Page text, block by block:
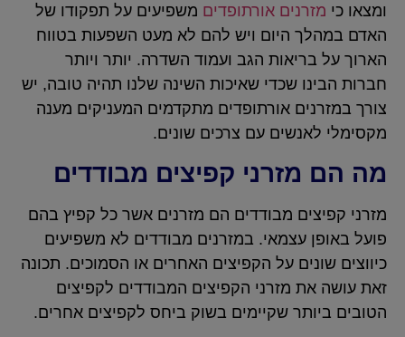
ומצאו כי מזרנים אורתופדים משפיעים על תפקודו של
האדם במהלך היום ויש להם לא מעט השפעות בטווח
הארוך על בריאות הגב ועמוד השדרה. יותר ויותר
חברות הבינו שכדי שאיכות השינה שלנו תהיה טובה, יש
צורך במזרנים אורתופדים מתקדמים המעניקים מענה
מקסימלי לאנשים עם צרכים שונים.
מה הם מזרני קפיצים מבודדים
מזרני קפיצים מבודדים הם מזרנים אשר כל קפיץ בהם
פועל באופן עצמאי. במזרנים מבודדים לא משפיעים
כיווצים שונים על הקפיצים האחרים או הסמוכים. תכונה
זאת עושה את מזרני הקפיצים המבודדים לקפיצים
הטובים ביותר שקיימים בשוק ביחס לקפיצים אחרים.